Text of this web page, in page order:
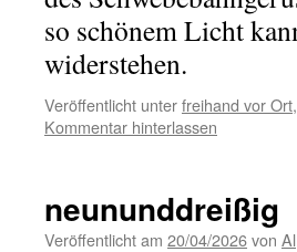
so schönem Licht
widerstehen.
Veröffentlicht unterfreihand vor Ort,
Kommentar hinterlassen
neununddreißig
Veröffentlicht am 20/04/2026von Al